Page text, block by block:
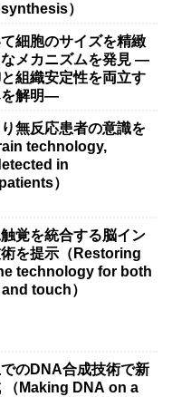
）
細胞のサイズを精緻
メカニズムを発見 ―
組織安定性を両立す
を解明―
無反応患者の意識を
technology,
in
）
覚を統合する脳イン
を提示（Restoring
technology for both
touch）
のDNA合成技術で新
（Making DNA on a